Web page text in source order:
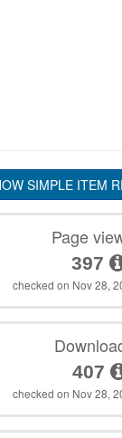
SIMPLE ITEM
Page
397
checked on Nov 28,
407
checked on Nov 28,